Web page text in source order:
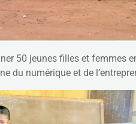
50 jeunes filles et femmes
du numérique et de